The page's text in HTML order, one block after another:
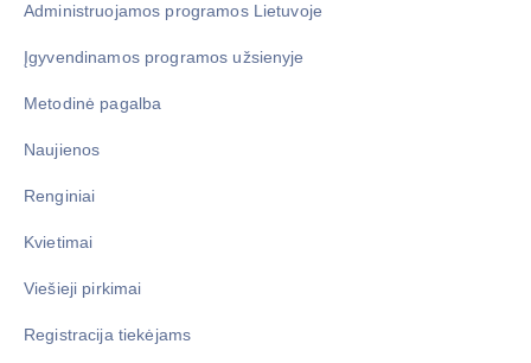
Administruojamos programos Lietuvoje
Įgyvendinamos programos užsienyje
Metodinė pagalba
Naujienos
Renginiai
Kvietimai
Viešieji pirkimai
Registracija tiekėjams